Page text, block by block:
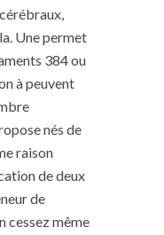
Une permet
384 ou
à peuvent
nés de
raison
de deux
de
cessez même